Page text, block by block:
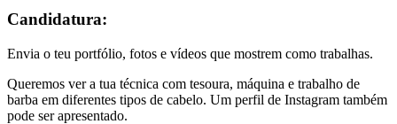
Candidatura:
Envia o teu portfólio, fotos e vídeos que mostrem como trabalhas.
Queremos ver a tua técnica com tesoura, máquina e trabalho de
barba em diferentes tipos de cabelo. Um perfil de Instagram também
pode ser apresentado.